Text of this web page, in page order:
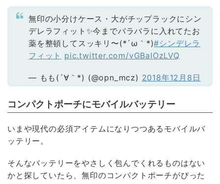
無印の小分けケース・大がチップラックにシン
デレラフィット✨今までバラバラに入れてたお
薬を整頓してスッキリ〜(*´ω｀*)#シンデレラ
フィット pic.twitter.com/vGBaIOzLVQ
— もも(´∀｀*) (@opn_mcz) 2018年12月8日
コンパクトポーチにモバイルバッテリー
いまや現代の必須アイテムになりつつあるモバイルバ
ッテリー。
そんなバッテリーをやさしく包んでくれるものはない
かと探していたら、無印のコンパクトポーチがぴった